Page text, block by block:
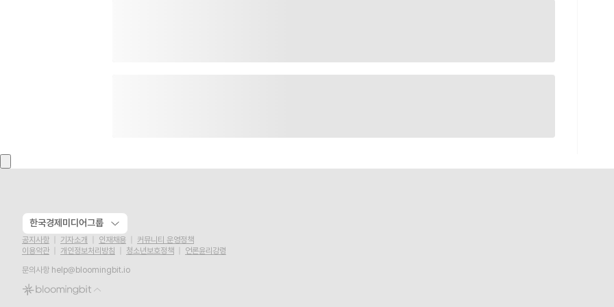
한국경제미디어그룹
공지사항 기자소개 인재채용
커뮤니티 운영정책
이용약관
개인정보처리방침 청소년보호정책
언론윤리강령
문의사항 help@bloomingbit.io